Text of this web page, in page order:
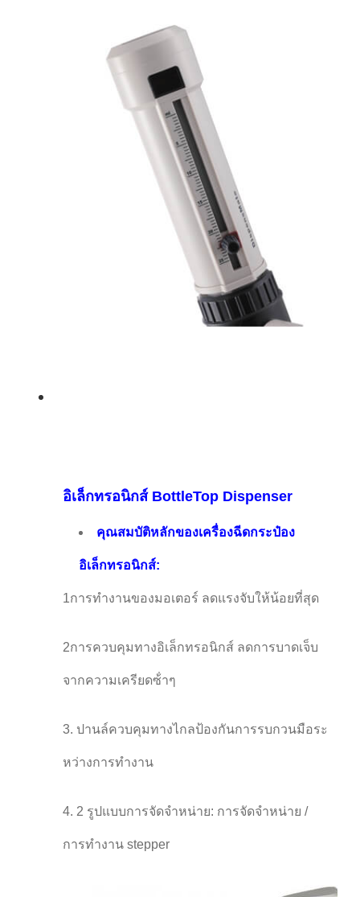
อิเล็กทรอนิกส์ BottleTop Dispenser
คุณสมบัติหลักของเครื่องฉีดกระป๋อง
อิเล็กทรอนิกส์:
1การทํางานของมอเตอร์ ลดแรงจับให้น้อยที่สุด
2การควบคุมทางอิเล็กทรอนิกส์ ลดการบาดเจ็บ
จากความเครียดซ้ําๆ
3. ปานล์ควบคุมทางไกลป้องกันการรบกวนมือระ
หว่างการทํางาน
4. 2 รูปแบบการจัดจําหน่าย: การจัดจําหน่าย /
การทํางาน stepper